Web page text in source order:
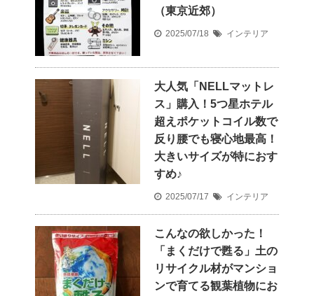
（東京近郊）
2025/07/18 インテリア
大人気「NELLマットレ
ス」購入！5つ星ホテル
超えポケットコイル数で
反り腰でも寝心地最高！
大きいサイズが特におす
すめ♪
2025/07/17 インテリア
こんなの欲しかった！
「まくだけで甦る」土の
リサイクル材がマンショ
ンで育てる観葉植物にお